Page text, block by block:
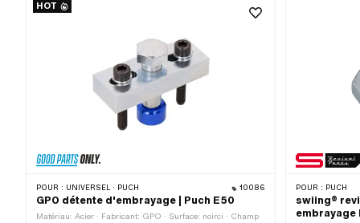
HOT
POUR : UNIVERSEL · PUCH 10086
GPO détente d'embrayage | Puch E50
Matériau: Acier · Fabricant: GPO · Surface: noirci · Champ
POUR : PUCH
swiing®
embrayage